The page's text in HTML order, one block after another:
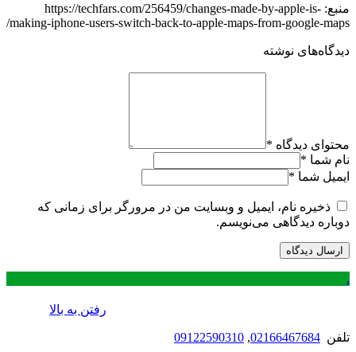
منبع: https://techfars.com/256459/changes-made-by-apple-is-
making-iphone-users-switch-back-to-apple-maps-from-google-maps/
دیدگاه‌های نوشته
محتوای دیدگاه *
نام شما *
ایمیل شما *
ذخیره نام، ایمیل و وبسایت من در مرورگر برای زمانی که
دوباره دیدگاهی می‌نویسم.
.
رفتن به بالا
تلفن 02166467684
,
09122590310